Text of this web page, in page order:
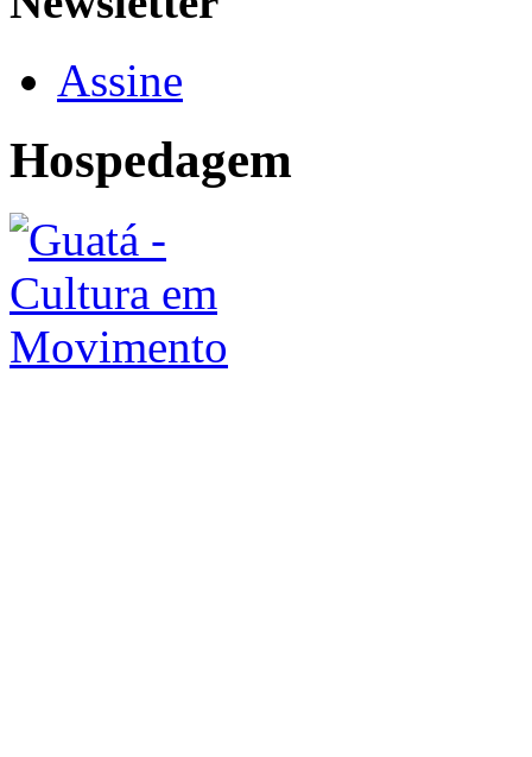
Assine
Hospedagem